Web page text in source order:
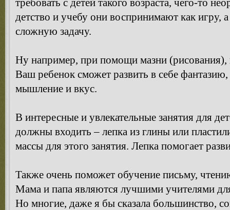
требовать с детей такого возраста, чего-то
детство и учебу они воспринимают как игру,
сложную задачу.
Ну например, при помощи мазни (рисования),
Ваш ребенок сможет развить в себе
мышление и вкус.
В интересные и увлекательные занятия для
должны входить – лепка из глины или
массы для этого занятия. Лепка помогает
Также очень поможет обучение письму,
Мама и папа являются лучшими учителями
Но многие, даже я бы сказала большинство,